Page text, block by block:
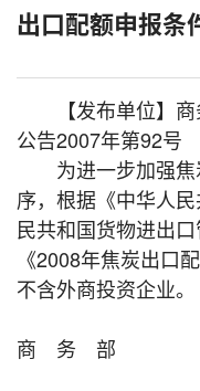
出口配额申报条
【发布单位】
公告2007年第92
为进一步加强焦
序，根据《中华人
民共和国货物进出
《2008年焦炭出口
不含外商投资企业。
商 务 部